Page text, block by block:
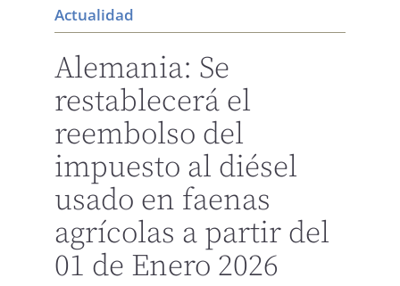
Actualidad
Alemania: Se
restablecerá el
reembolso del
impuesto al diésel
usado en faenas
agrícolas a partir del
01 de Enero 2026